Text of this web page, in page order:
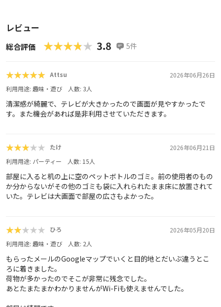
レビュー
総合評価 ★★★★★
★★★★★ 3.8 5件
★★★★★
★★★★★ Attsu
2026年06月26日
利用用途: 趣味・遊び 人数: 3人
清潔感が綺麗で、テレビが大きかったので画面が見やすかったで
す。また機会があれば是非利用させていただきます。
★★★★★
★★★★★ たけ
2026年06月21日
利用用途: パーティー 人数: 15人
部屋に入ると机の上に空のペットボトルのゴミ。前の使用者のもの
か分からないがその他のゴミも袋に入れられたまま床に放置されて
いた。テレビは大画面で部屋の広さもよかった。
★★★★★
★★★★★ ひろ
2026年05月20日
利用用途: 趣味・遊び 人数: 2人
もらったメールのGoogleマップでいくと目的地とだいぶ違うとこ
ろに着きました。
荷物が多かったのでそこが非常に残念でした。
あとたまたまかわかりませんがWi-Fiも使えませんでした。